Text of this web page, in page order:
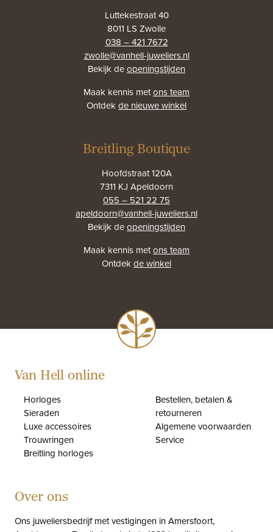
Luttekestraat 40
8011 LS Zwolle
038 – 421 7672
zwolle@vanhell-juweliers.nl
Bekijk deopeningstijden
Maak kennis metons team
Ontdekde nieuwe winkel
Breitling Boutique
Hoofdstraat 120A
7311 KJ Apeldoorn
055 – 521 22 75
apeldoorn@vanhell-juweliers.nl
Bekijk deopeningstijden
Maak kennis metons team
Ontdekde winkel
Van Hell online
Horloges
Sieraden
Luxe accessoires
Trouwringen
Breitling horloges
Bestellen, betalen &
retourneren
Algemene voorwaarden
Service
Over ons
Ons juweliersbedrijf met vestigingen in Amersfoort,